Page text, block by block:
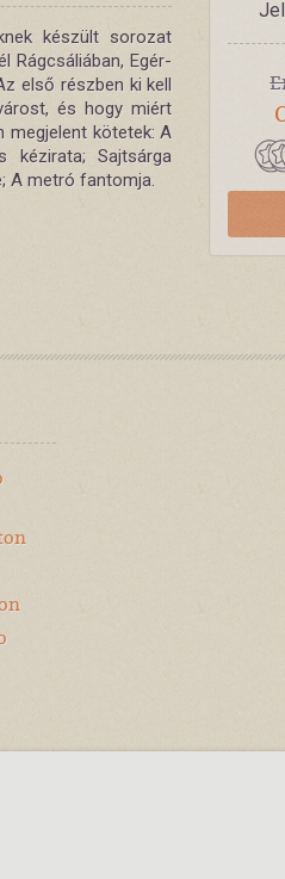
készült sorozat
Rágcsáliában, Egér-
első részben ki kell
és hogy miért
megjelent kötetek: A
kézirata; Sajtsárga
A metró fantomja.